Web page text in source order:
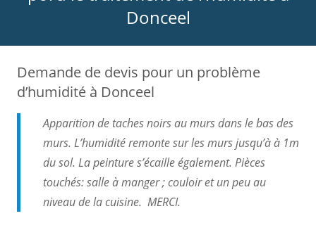
Donceel
Demande de devis pour un problème
d’humidité à Donceel
Apparition de taches noirs au murs dans le bas des
murs. L’humidité remonte sur les murs jusqu’à à 1m
du sol. La peinture s’écaille également. Pièces
touchés: salle à manger ; couloir et un peu au
niveau de la cuisine. MERCI.